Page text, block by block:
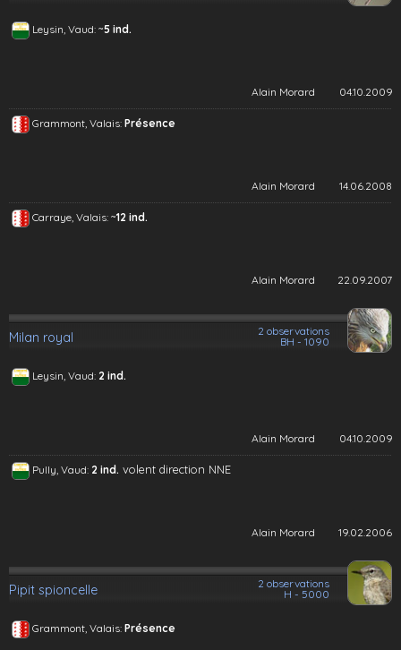
Leysin, Vaud: ~5 ind.
Alain Morard 04.10.2009
Grammont, Valais: Présence
Alain Morard 14.06.2008
Carraye, Valais: ~12 ind.
Alain Morard 22.09.2007
Milan royal
2 observations
BH - 1090
Leysin, Vaud: 2 ind.
Alain Morard 04.10.2009
Pully, Vaud: 2 ind. volent direction NNE
Alain Morard 19.02.2006
Pipit spioncelle
2 observations
H - 5000
Grammont, Valais: Présence